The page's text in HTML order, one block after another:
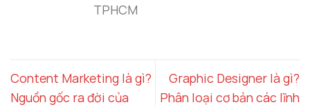
TPHCM
Content Marketing là gì?
Nguồn gốc ra đời của
Graphic Designer là gì?
Phân loại cơ bản các lĩnh